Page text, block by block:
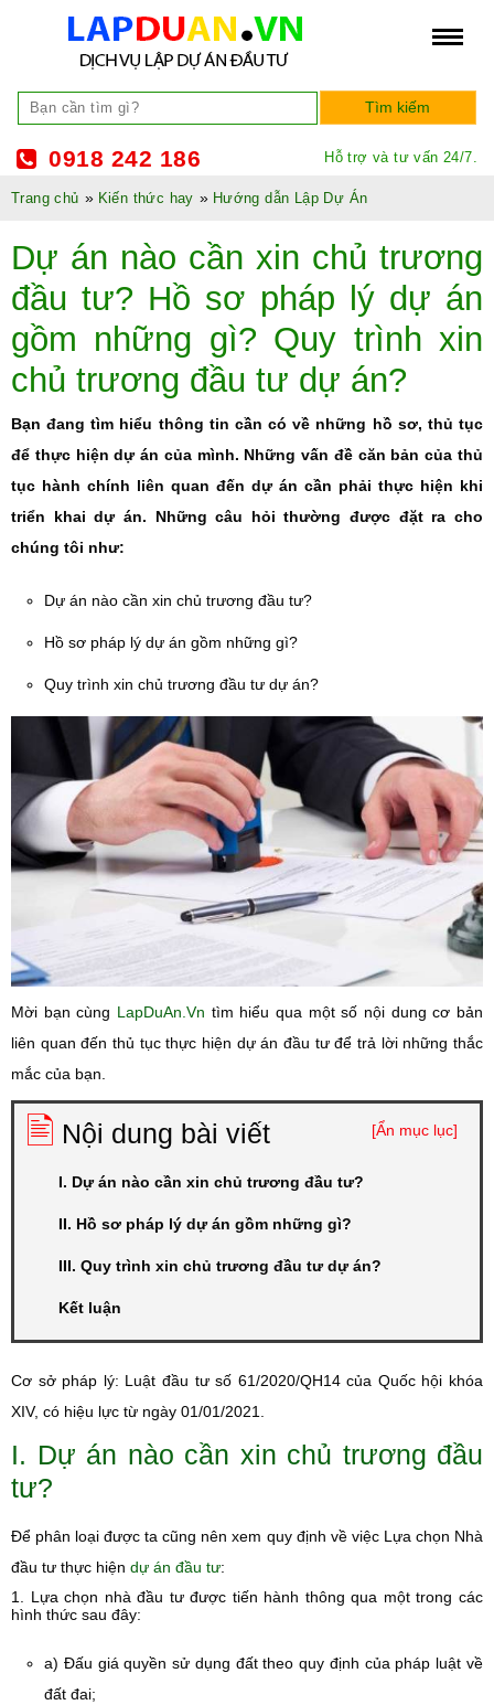
0918 242 186 Hỗ trợ và tư vấn 24/7.
Trang chủ » Kiến thức hay » Hướng dẫn Lập Dự Án
Dự án nào cần xin chủ trương
đầu tư? Hồ sơ pháp lý dự án
gồm những gì? Quy trình xin
chủ trương đầu tư dự án?
Bạn đang tìm hiểu thông tin cần có về những hồ sơ, thủ tục
để thực hiện dự án của mình. Những vấn đề căn bản của thủ
tục hành chính liên quan đến dự án cần phải thực hiện khi
triển khai dự án. Những câu hỏi thường được đặt ra cho
chúng tôi như:
Dự án nào cần xin chủ trương đầu tư?
Hồ sơ pháp lý dự án gồm những gì?
Quy trình xin chủ trương đầu tư dự án?
Mời bạn cùng LapDuAn.Vn tìm hiểu qua một số nội dung cơ bản
liên quan đến thủ tục thực hiện dự án đầu tư để trả lời những thắc
mắc của bạn.
🖹 Nội dung bài viết [Ẩn mục lục]
I. Dự án nào cần xin chủ trương đầu tư?
II. Hồ sơ pháp lý dự án gồm những gì?
III. Quy trình xin chủ trương đầu tư dự án?
Kết luận
Cơ sở pháp lý: Luật đầu tư số 61/2020/QH14 của Quốc hội khóa
XIV, có hiệu lực từ ngày 01/01/2021.
I. Dự án nào cần xin chủ trương đầu
tư?
Để phân loại được ta cũng nên xem quy định về việc Lựa chọn Nhà
đầu tư thực hiện dự án đầu tư:
1. Lựa chọn nhà đầu tư được tiến hành thông qua một trong các
hình thức sau đây:
a) Đấu giá quyền sử dụng đất theo quy định của pháp luật về
đất đai;